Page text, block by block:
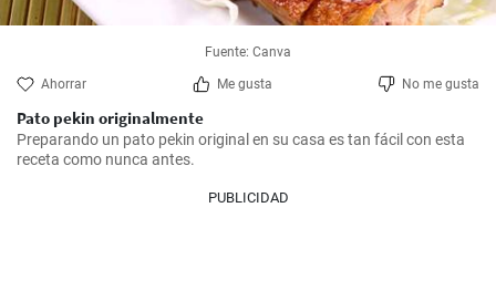
Fuente: Canva
Ahorrar Me gusta No me gusta
Pato pekin originalmente
Preparando un pato pekin original en su casa es tan fácil con esta
receta como nunca antes.
PUBLICIDAD